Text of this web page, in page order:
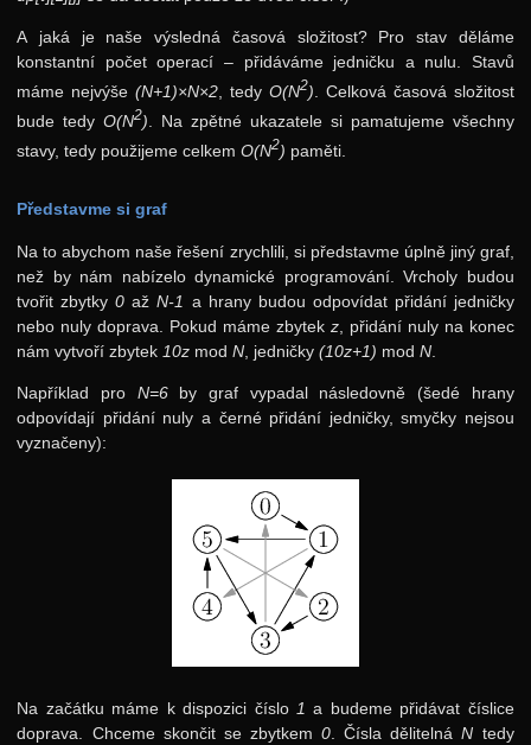
A jaká je naše výsledná časová složitost? Pro stav děláme
konstantní počet operací – přidáváme jedničku a nulu. Stavů
máme nejvýše(N+1)×N×2 , tedy O(N2) . Celková časová složitost
bude tedyO(N2) . Na zpětné ukazatele si pamatujeme všechny
stavy, tedy použijeme celkemO(N2) paměti.
Představme si graf
Na to abychom naše řešení zrychlili, si představme úplně jiný graf,
než by nám nabízelo dynamické programování. Vrcholy budou
tvořit zbytky0 ažN-1 a hrany budou odpovídat přidání jedničky
nebo nuly doprava. Pokud máme zbytek z, přidání nuly na konec
nám vytvoří zbytek 10z modN , jedničky(10z+1) modN
Například pro N=6by graf vypadal následovně (šedé hrany
odpovídají přidání nuly a černé přidání jedničky, smyčky nejsou
vyznačeny):
Na začátku máme k dispozici číslo 1 a budeme přidávat číslice
doprava. Chceme skončit se zbytkem0 . Čísla dělitelnáN tedy